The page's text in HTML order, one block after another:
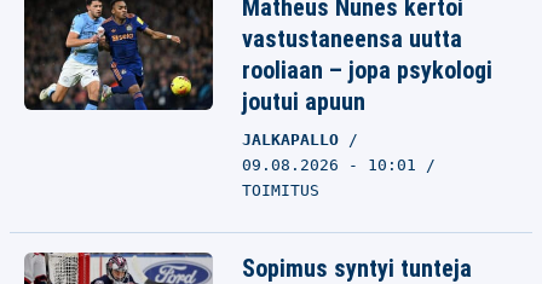
Matheus Nunes kertoi
vastustaneensa uutta
rooliaan – jopa psykologi
joutui apuun
JALKAPALLO
09.08.2026 - 10:01
TOIMITUS
Sopimus syntyi tunteja